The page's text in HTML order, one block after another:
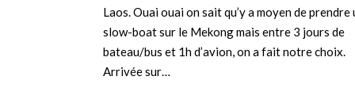
Laos. Ouai ouai on sait qu’y a moyen de prendre
slow-boat sur le Mekong mais entre 3 jours de
bateau/bus et 1h d’avion, on a fait notre choix.
Arrivée sur…